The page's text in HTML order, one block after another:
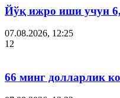
Йўқ ижро иши учун
07.08.2026, 12:25
12
66 минг долларлик